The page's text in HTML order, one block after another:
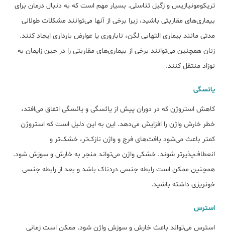
تریکومونیازیس و زگیل تناسلی. بسیار مهم است که به دنبال درمان برای
بیماری‌های مقاربتی باشید، زیرا برخی از آنها می‌توانند مشکلات طولانی
مدتی مانند بیماری التهابی لگن، ناباروری یا عوارض بارداری ایجاد کنند.
زنان همچنین می‌توانند برخی از بیماری‌های مقاربتی را در حین زایمان به
نوزاد منتقل کنند.
یائسگی
کاهش استروژن که در دوران پیش از یائسگی و یائسگی اتفاق می‌افتد،
خطر خارش واژن را افزایش می‌دهد. این به این دلیل است که استروژن
کمتر باعث می‌شود بافت‌های فرج و واژن نازک‌تر، خشک‌تر و
انعطاف‌پذیرتر شوند. خشکی واژن می‌تواند منجر به خارش و سوزش شود.
همچنین ممکن است رابطه جنسی دردناک باشد و بعد از رابطه جنسی
خونریزی داشته باشید.
استرس
استرس می‌تواند باعث خارش و سوزش واژن شود. ممکن است زمانی